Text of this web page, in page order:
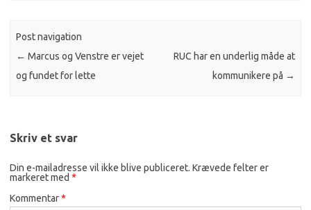
Post navigation
← Marcus og Venstre er vejet
og fundet for lette
RUC har en underlig måde at
kommunikere på →
Skriv et svar
Din e-mailadresse vil ikke blive publiceret. Krævede felter er
markeret med *
Kommentar*